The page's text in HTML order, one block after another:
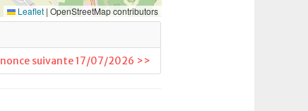
suivante 17/07/2026 >>